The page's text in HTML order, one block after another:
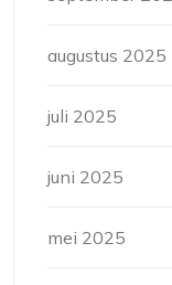
augustus 2025
juli 2025
juni 2025
mei 2025